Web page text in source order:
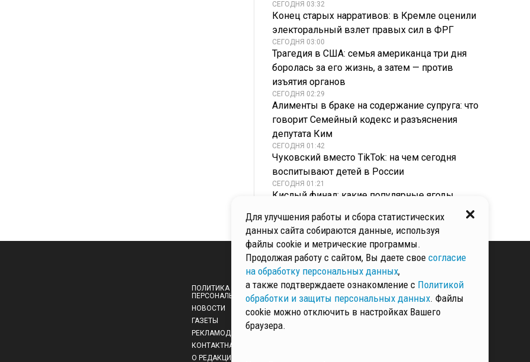
СЕГОДНЯ 03:32
Конец старых нарративов: в Кремле оценили
электоральный взлет правых сил в ФРГ
СЕГОДНЯ 03:00
Трагедия в США: семья американца три дня
боролась за его жизнь, а затем — против
изъятия органов
СЕГОДНЯ 02:29
Алименты в браке на содержание супруга: что
говорит Семейный кодекс и разъяснения
депутата Ким
СЕГОДНЯ 01:42
Чуковский вместо TikTok: на чем сегодня
воспитывают детей в России
СЕГОДНЯ 01:21
Кислый финал: какие популярные ягоды
категорически противопоказаны при гастрите
ПОЛИТИКА ОБРАБОТКИ И ЗАЩИТЫ
ПЕРСОНАЛЬНЫХ ДАННЫХ
НОВОСТИ
ГАЗЕТЫ
РЕКЛАМОДАТЕЛЯМ
КОНТАКТНАЯ ИНФОРМАЦИЯ
О РЕДАКЦИИ
Для улучшения работы и сбора статистических
данных сайта собираются данные, используя
файлы cookie и метрические программы.
Продолжая работу с сайтом, Вы даете свое согласие
на обработку персональных данных,
а также подтверждаете ознакомление с Политикой
обработки и защиты персональных данных. Файлы
cookie можно отключить в настройках Вашего
браузера.